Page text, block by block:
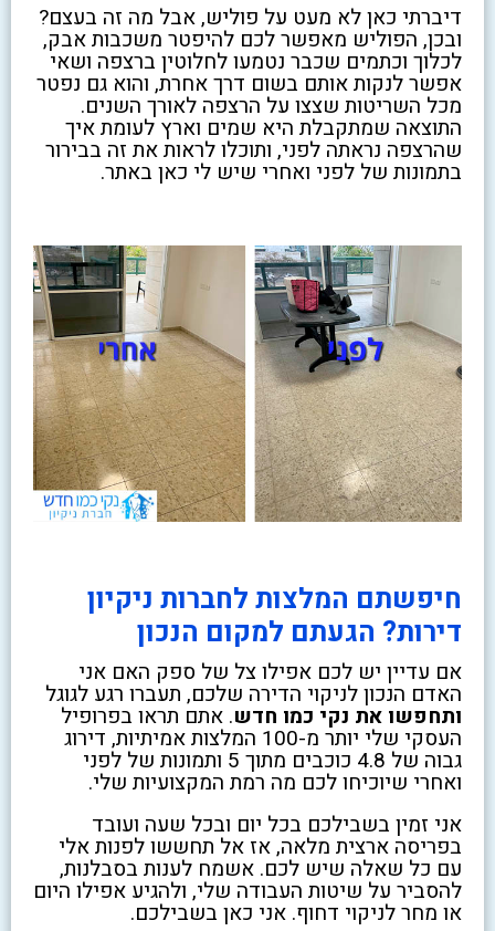
דיברתי כאן לא מעט על פוליש, אבל מה זה בעצם?
ובכן, הפוליש מאפשר לכם להיפטר משכבות אבק,
לכלוך וכתמים שכבר נטמעו לחלוטין ברצפה ושאי
אפשר לנקות אותם בשום דרך אחרת, והוא גם נפטר
מכל השריטות שצצו על הרצפה לאורך השנים.
התוצאה שמתקבלת היא שמים וארץ לעומת איך
שהרצפה נראתה לפני, ותוכלו לראות את זה בבירור
בתמונות של לפני ואחרי שיש לי כאן באתר.
חיפשתם המלצות לחברות ניקיון
דירות? הגעתם למקום הנכון
אם עדיין יש לכם אפילו צל של ספק האם אני
האדם הנכון לניקוי הדירה שלכם, תעברו רגע לגוגל
ותחפשו את נקי כמו חדש. אתם תראו בפרופיל
העסקי שלי יותר מ-100 המלצות אמיתיות, דירוג
גבוה של 4.8 כוכבים מתוך 5 ותמונות של לפני
ואחרי שיוכיחו לכם מה רמת המקצועיות שלי.
אני זמין בשבילכם בכל יום ובכל שעה ועובד
בפריסה ארצית מלאה, אז אל תחששו לפנות אלי
עם כל שאלה שיש לכם. אשמח לענות בסבלנות,
להסביר על שיטות העבודה שלי, ולהגיע אפילו היום
או מחר לניקוי דחוף. אני כאן בשבילכם.